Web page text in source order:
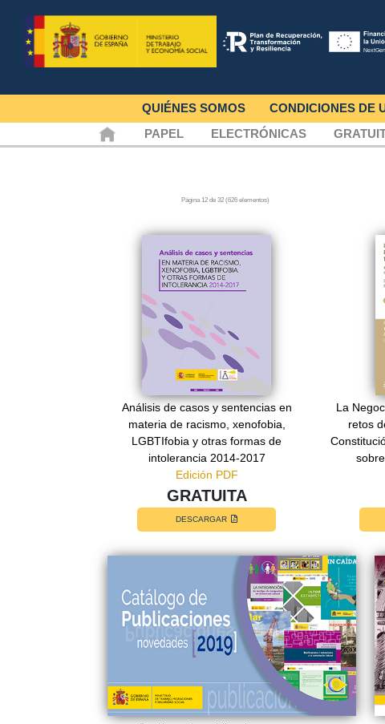
QUIÉNES SOMOS CONDICIONES DE
PAPEL
ELECTRÓNICAS
Página 12 de 32 (626 elementos)
Análisis de casos y sentencias en
materia de racismo, xenofobia,
LGBTIfobia y otras formas de
intolerancia 2014-2017
Edición PDF
GRATUITA
DESCARGAR
La
retos